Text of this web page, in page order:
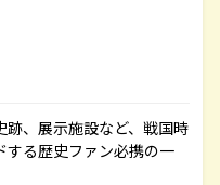
跡、展示施設など、戦国時
する歴史ファン必携の一